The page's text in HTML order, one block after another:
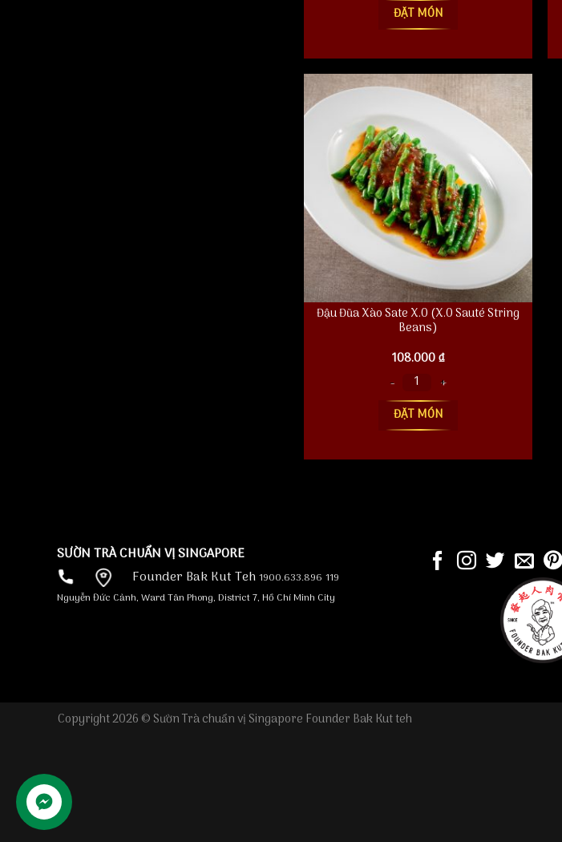
ĐẶT MÓN
Đậu Đũa Xào Sate X.O (X.O Sauté String
Beans)
108.000₫
Đậu Đũa Xào Sate X.O (X.O Sauté String Beans) số lượng
ĐẶT MÓN
SƯỜN TRÀ CHUẨN VỊ SINGAPORE
Founder Bak Kut Teh 1900.633.896 119
Nguyễn Đức Cảnh, Ward Tân Phong, District 7, Hồ Chí Minh City
Copyright 2026 © Sườn Trà chuẩn vị Singapore Founder Bak Kut teh